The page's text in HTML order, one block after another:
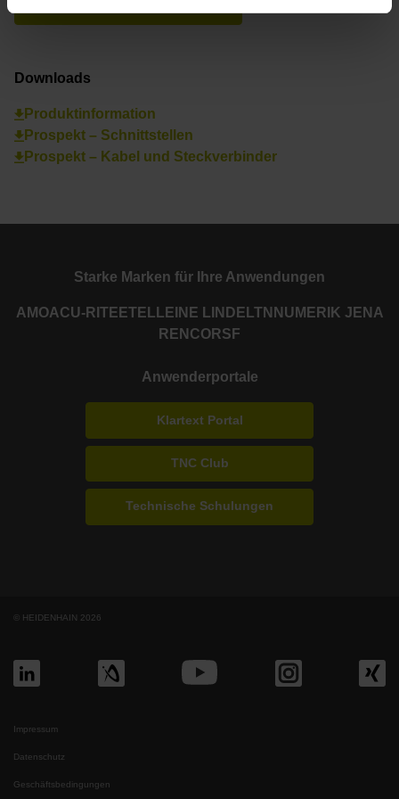
Downloads
Produktinformation
Prospekt – Schnittstellen
Prospekt – Kabel und Steckverbinder
Starke Marken für Ihre Anwendungen
AMOACU-RITE ETEL LEINE LINDE LTN NUMERIK JENA
RENCORSF
Anwenderportale
Klartext Portal
TNC Club
Technische Schulungen
© HEIDENHAIN 2026
Impressum
Datenschutz
Geschäftsbedingungen